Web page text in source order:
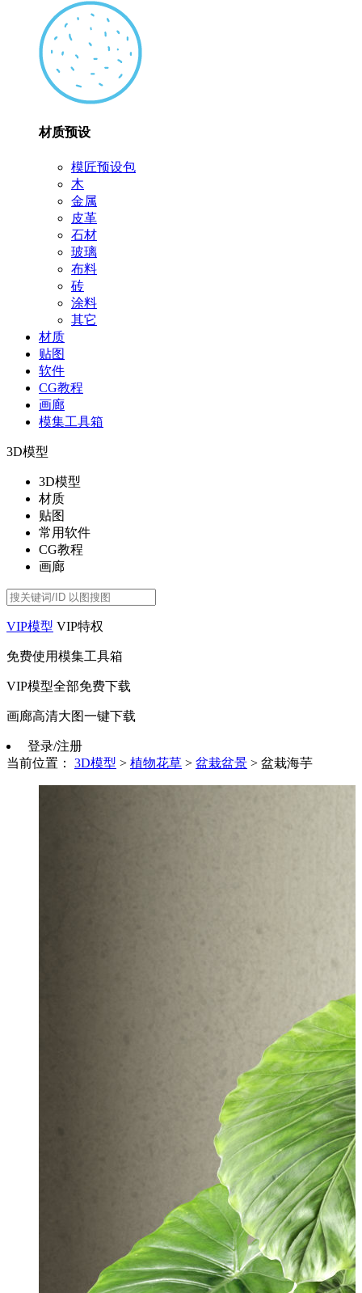
材质预设
模匠预设包
木
金属
皮革
石材
玻璃
布料
砖
涂料
其它
材质
贴图
软件
CG教程
画廊
模集工具箱
3D模型
3D模型
材质
贴图
常用软件
CG教程
画廊
VIP模型 VIP特权
免费使用模集工具箱
VIP模型全部免费下载
画廊高清大图一键下载
登录/注册
当前位置：
3D模型 > 植物花草 > 盆栽盆景 > 盆栽海芋